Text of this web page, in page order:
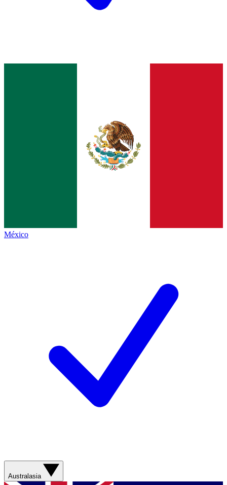
México
Australasia